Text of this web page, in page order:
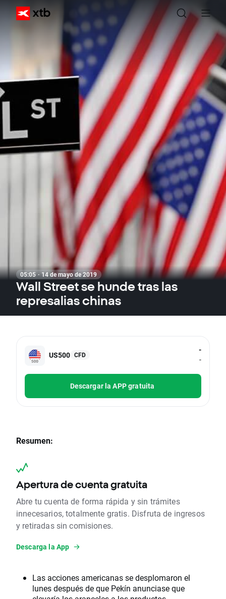
05:05 · 14 de mayo de 2019
Wall Street se hunde tras las
represalias chinas
US500 CFD
-
-
Descargar la APP gratuita
Resumen:
Apertura de cuenta gratuita
Abre tu cuenta de forma rápida y sin trámites
innecesarios, totalmente gratis. Disfruta de ingresos
y retiradas sin comisiones.
Descarga la App
Las acciones americanas se desplomaron el
lunes después de que Pekín anunciase que